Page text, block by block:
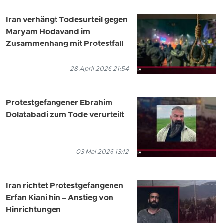
Iran verhängt Todesurteil gegen
Maryam Hodavand im
Zusammenhang mit Protestfall
28 April 2026 21:54
Protestgefangener Ebrahim
Dolatabadi zum Tode verurteilt
03 Mai 2026 13:12
Iran richtet Protestgefangenen
Erfan Kiani hin – Anstieg von
Hinrichtungen